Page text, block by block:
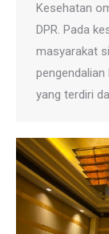
Kesehatan
DPR. Pada
masyarakat
yang terdiri